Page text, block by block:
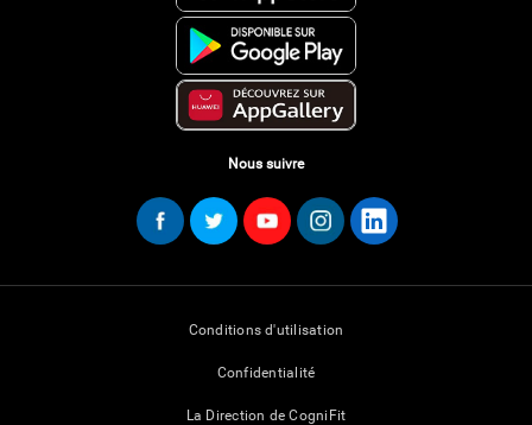
Nous suivre
Conditions d'utilisation
Confidentialité
La Direction de CogniFit